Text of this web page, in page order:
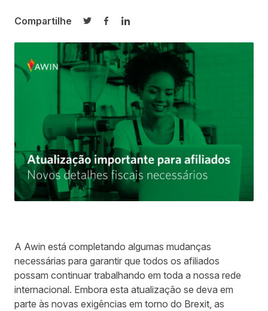
Compartilhe
Compartilhar no Twitter
Compartilhar no Facebook
Compartilhar no LinkedIn
A Awin está completando algumas mudanças
necessárias para garantir que todos os afiliados
possam continuar trabalhando em toda a nossa rede
internacional. Embora esta atualização se deva em
parte às novas exigências em torno do Brexit, as